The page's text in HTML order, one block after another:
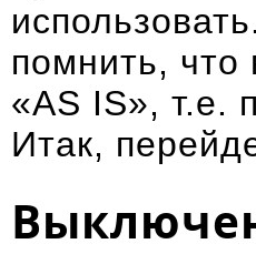
помнить,
«AS IS», т.е.
Итак,